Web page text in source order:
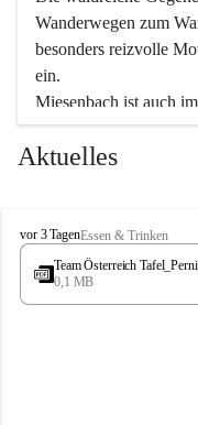
Wanderwegen zum
besonders reizvolle
ein.
Miesenbach ist auch
Eisstockschießen gibt
wunderschöne
vielfältige Angebot
Überzeugen Sie sich
in den
Wir kennen
Tradition und
Aktuelles
M
i
s
vor 3 TagenEssen & Trinken
Team Österreich
0,1 MB